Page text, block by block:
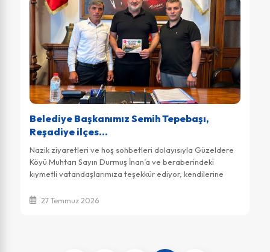
Belediye Başkanımız Semih Tepebaşı,
Reşadiye ilçes...
Nazik ziyaretleri ve hoş sohbetleri dolayısıyla Güzeldere
Köyü Muhtarı Sayın Durmuş İnan’a ve beraberindeki
kıymetli vatandaşlarımıza teşekkür ediyor, kendilerine
27 Temmuz 2026